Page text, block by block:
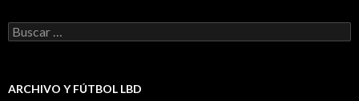
Buscar:
ARCHIVO Y FÚTBOL LBD